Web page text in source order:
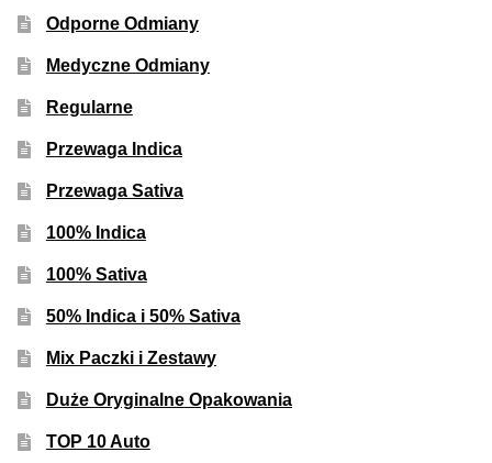
Odporne Odmiany
Medyczne Odmiany
Regularne
Przewaga Indica
Przewaga Sativa
100% Indica
100% Sativa
50% Indica i 50% Sativa
Mix Paczki i Zestawy
Duże Oryginalne Opakowania
TOP 10 Auto